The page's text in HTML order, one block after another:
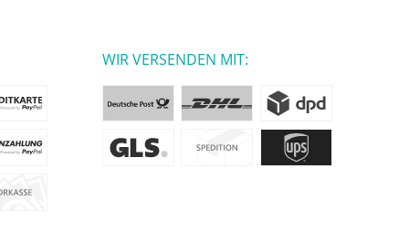
WIR VERSENDEN MIT: